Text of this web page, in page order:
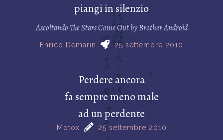
piangi in silenzio
Ascoltando The Stars Come Out by Brother Android
Enrico Demarin 25 settembre 2010
Perdere ancora
fa sempre meno male
ad un perdente
Motox 25 settembre 2010